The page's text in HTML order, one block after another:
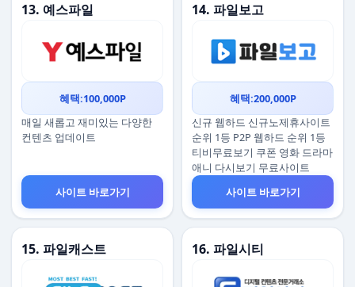
13. 예스파일
혜택:100,000P
매일 새롭고 재미있는 다양한
컨텐츠 업데이트
사이트 바로가기
14. 파일보고
혜택:200,000P
신규 웹하드 신규노제휴사이트
순위 1등 P2P 웹하드 순위 1등
티비무료보기 쿠폰 영화 드라마
애니 다시보기 무료사이트
사이트 바로가기
15. 파일캐스트 16. 파일시티